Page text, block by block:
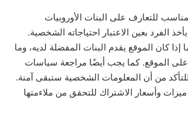
للتعارف على البنات الأوروبيات
الفرد بعين الاعتبار احتياجاته الشخصية.
إذا كان الموقع يقدم البنات المفضلة لديه، وما
على الموقع. كما يجب أيضًا مراجعة سياسات
من أن المعلومات الشخصية ستبقى آمنة.
وأسعار الاشتراك للتحقق من ملاءمتها